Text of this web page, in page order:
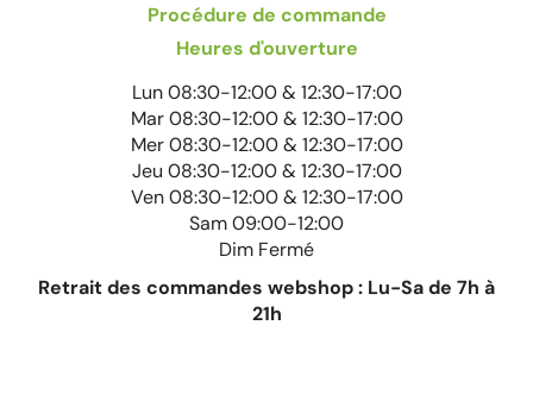
Procédure de commande
Heures d'ouverture
Lun 08:30-12:00 & 12:30-17:00
Mar 08:30-12:00 & 12:30-17:00
Mer 08:30-12:00 & 12:30-17:00
Jeu 08:30-12:00 & 12:30-17:00
Ven 08:30-12:00 & 12:30-17:00
Sam 09:00-12:00
Dim Fermé
Retrait des commandes webshop : Lu-Sa de 7h à
21h